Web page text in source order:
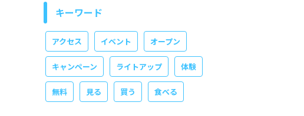
キーワード
アクセス イベント オープン
キャンペーン ライトアップ 体験
無料 見る 買う 食べる